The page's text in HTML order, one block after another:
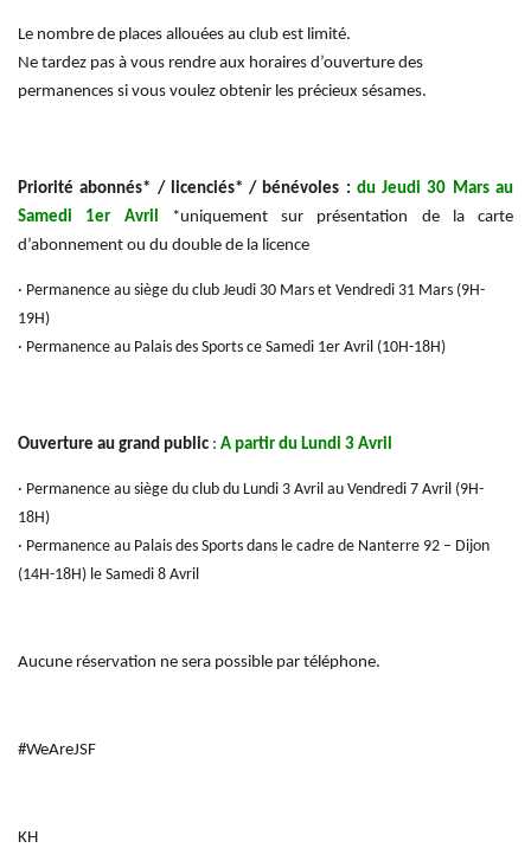
Le nombre de places allouées au club est limité.
Ne tardez pas à vous rendre aux horaires d’ouverture des
permanences si vous voulez obtenir les précieux sésames.
Priorité abonnés* / licenciés* / bénévoles : du Jeudi 30 Mars au
Samedi 1er Avril *uniquement sur présentation de la carte
d’abonnement ou du double de la licence
· Permanence au siège du club Jeudi 30 Mars et Vendredi 31 Mars (9H-
19H)
· Permanence au Palais des Sports ce Samedi 1er Avril (10H-18H)
Ouverture au grand public : A partir du Lundi 3 Avril
· Permanence au siège du club du Lundi 3 Avril au Vendredi 7 Avril (9H-
18H)
· Permanence au Palais des Sports dans le cadre de Nanterre 92 – Dijon
(14H-18H) le Samedi 8 Avril
Aucune réservation ne sera possible par téléphone.
#WeAreJSF
KH